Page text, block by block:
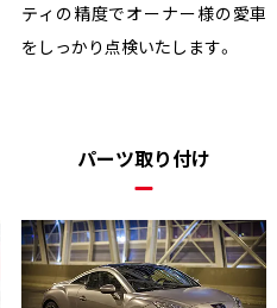
ティの精度でオーナー様の愛車
をしっかり点検いたします。
パーツ取り付け